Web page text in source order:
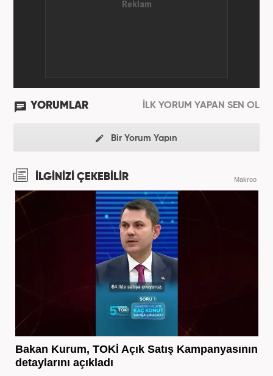
YORUMLAR İLK YORUM YAPAN SEN OL
Bir Yorum Yapın
İLGİNİZİ ÇEKEBİLİR Makroo
Bakan Kurum, TOKİ Açık Satış Kampanyasının
detaylarını açıkladı